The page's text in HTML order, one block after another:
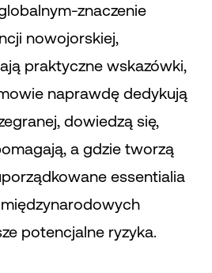
znaczenie
nowojorskiej,
praktyczne wskazówki,
naprawdę dedykują
dowiedzą się,
a gdzie tworzą
essentialia
potencjalne ryzyka.